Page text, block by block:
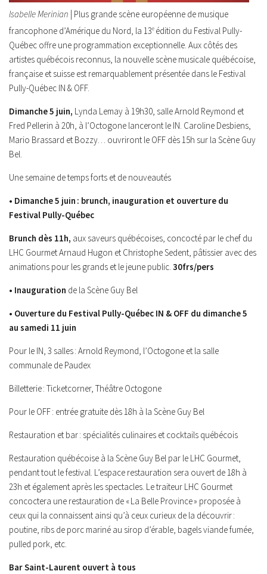
Isabelle Merinian | Plus grande scène européenne de musique
francophone d’Amérique du Nord, la 13e édition du Festival Pully-
Québec offre une programmation exceptionnelle. Aux côtés des
artistes québécois reconnus, la nouvelle scène musicale québécoise,
française et suisse est remarquablement présentée dans le Festival
Pully-Québec IN & OFF.
Dimanche 5 juin, Lynda Lemay à 19h30, salle Arnold Reymond et
Fred Pellerin à 20h, à l’Octogone lanceront le IN. Caroline Desbiens,
Mario Brassard et Bozzy… ouvriront le OFF dès 15h sur la Scène Guy
Bel.
Une semaine de temps forts et de nouveautés
• Dimanche 5 juin : brunch, inauguration et ouverture du
Festival Pully-Québec
Brunch dès 11h, aux saveurs québécoises, concocté par le chef du
LHC Gourmet Arnaud Hugon et Christophe Sedent, pâtissier avec des
animations pour les grands et le jeune public. 30frs/pers
• Inauguration de la Scène Guy Bel
• Ouverture du Festival Pully-Québec IN & OFF du dimanche 5
au samedi 11 juin
Pour le IN, 3 salles : Arnold Reymond, l’Octogone et la salle
communale de Paudex
Billetterie : Ticketcorner, Théâtre Octogone
Pour le OFF : entrée gratuite dès 18h à la Scène Guy Bel
Restauration et bar : spécialités culinaires et cocktails québécois
Restauration québécoise à la Scène Guy Bel par le LHC Gourmet,
pendant tout le festival. L’espace restauration sera ouvert de 18h à
23h et également après les spectacles. Le traiteur LHC Gourmet
concoctera une restauration de « La Belle Province » proposée à
ceux qui la connaissent ainsi qu’à ceux curieux de la découvrir :
poutine, ribs de porc mariné au sirop d’érable, bagels viande fumée,
pulled pork, etc.
Bar Saint-Laurent ouvert à tous